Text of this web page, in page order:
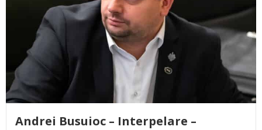
Andrei Busuioc – Interpelare –